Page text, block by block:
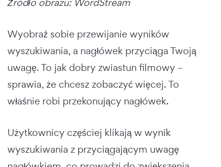
Wyobraź sobie przewijanie wyników
wyszukiwania, a nagłówek przyciąga Twoją
uwagę. To jak dobry zwiastun filmowy –
sprawia, że chcesz zobaczyć więcej. To
właśnie robi przekonujący nagłówek.
Użytkownicy częściej klikają w wynik
wyszukiwania z przyciągającym uwagę